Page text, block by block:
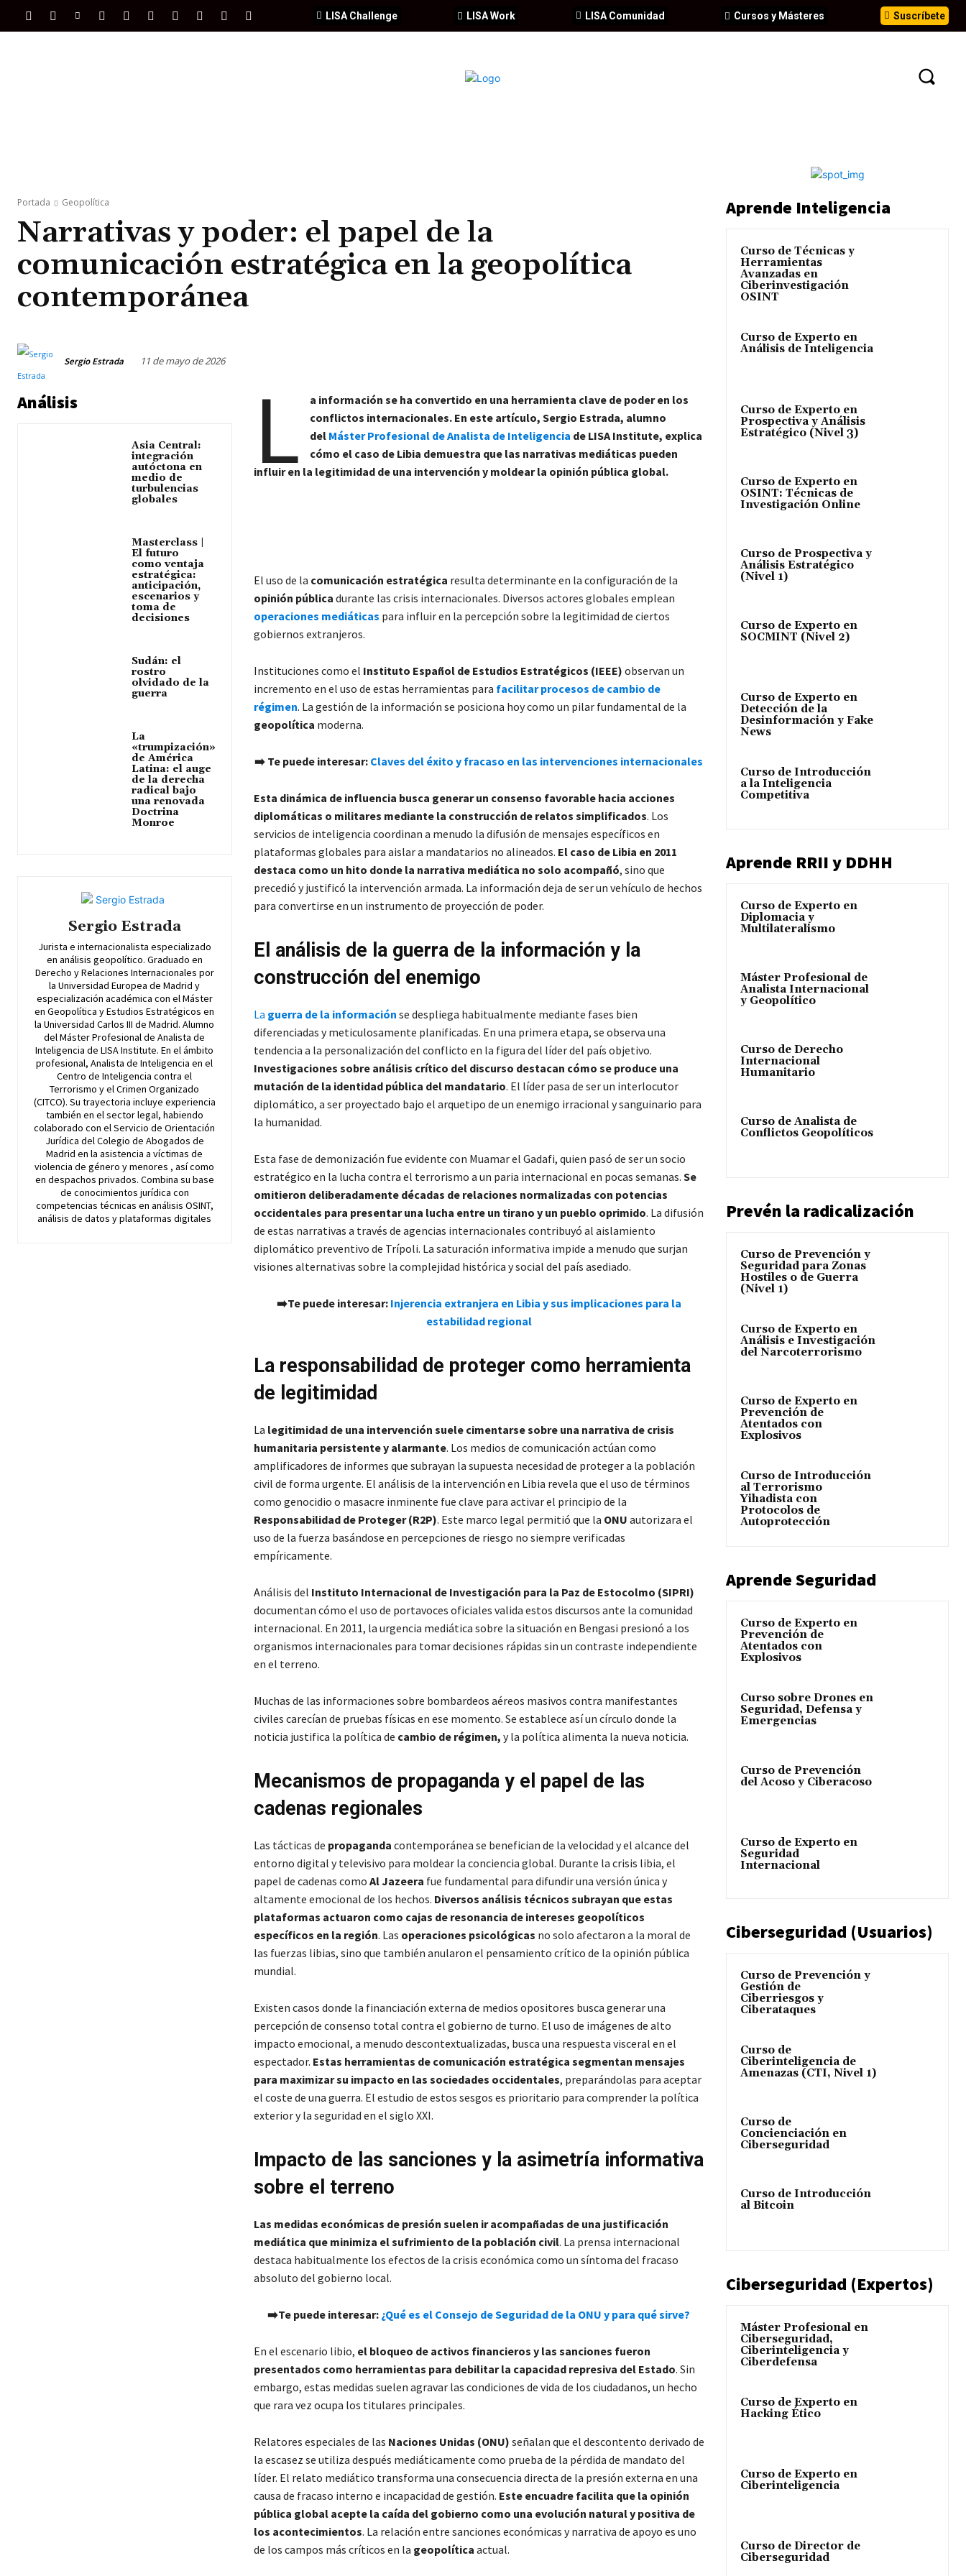
Suscríbete
Cursos y Másteres
LISA Comunidad
LISA Work
LISA Challenge
Portada Geopolítica
Narrativas y poder: el papel de la
comunicación estratégica en la geopolítica
contemporánea
Sergio Estrada 11 de mayo de 2026
Análisis
Asia Central:
integración
autóctona en
medio de
turbulencias
globales
Masterclass |
El futuro
como ventaja
estratégica:
anticipación,
escenarios y
toma de
decisiones
Sudán: el
rostro
olvidado de la
guerra
La
«trumpización»
de América
Latina: el auge
de la derecha
radical bajo
una renovada
Doctrina
Monroe
Sergio Estrada
Jurista e internacionalista especializado
en análisis geopolítico. Graduado en
Derecho y Relaciones Internacionales por
la Universidad Europea de Madrid y
especialización académica con el Máster
en Geopolítica y Estudios Estratégicos en
la Universidad Carlos III de Madrid. Alumno
del Máster Profesional de Analista de
Inteligencia de LISA Institute. En el ámbito
profesional, Analista de Inteligencia en el
Centro de Inteligencia contra el
Terrorismo y el Crimen Organizado
(CITCO). Su trayectoria incluye experiencia
también en el sector legal, habiendo
colaborado con el Servicio de Orientación
Jurídica del Colegio de Abogados de
Madrid en la asistencia a víctimas de
violencia de género y menores , así como
en despachos privados. Combina su base
de conocimientos jurídica con
competencias técnicas en análisis OSINT,
análisis de datos y plataformas digitales
L
a información se ha convertido en una herramienta clave de poder en los
conflictos internacionales. En este artículo, Sergio Estrada, alumno
del Máster Profesional de Analista de Inteligencia de LISA Institute, explica
cómo el caso de Libia demuestra que las narrativas mediáticas pueden
influir en la legitimidad de una intervención y moldear la opinión pública global.
El uso de la comunicación estratégica resulta determinante en la configuración de la
opinión pública durante las crisis internacionales. Diversos actores globales emplean
operaciones mediáticas para influir en la percepción sobre la legitimidad de ciertos
gobiernos extranjeros.
Instituciones como el Instituto Español de Estudios Estratégicos (IEEE) observan un
incremento en el uso de estas herramientas para facilitar procesos de cambio de
régimen. La gestión de la información se posiciona hoy como un pilar fundamental de la
geopolítica moderna.
➡️ Te puede interesar: Claves del éxito y fracaso en las intervenciones internacionales
Esta dinámica de influencia busca generar un consenso favorable hacia acciones
diplomáticas o militares mediante la construcción de relatos simplificados. Los
servicios de inteligencia coordinan a menudo la difusión de mensajes específicos en
plataformas globales para aislar a mandatarios no alineados. El caso de Libia en 2011
destaca como un hito donde la narrativa mediática no solo acompañó, sino que
precedió y justificó la intervención armada. La información deja de ser un vehículo de hechos
para convertirse en un instrumento de proyección de poder.
El análisis de la guerra de la información y la
construcción del enemigo
La guerra de la información se despliega habitualmente mediante fases bien
diferenciadas y meticulosamente planificadas. En una primera etapa, se observa una
tendencia a la personalización del conflicto en la figura del líder del país objetivo.
Investigaciones sobre análisis crítico del discurso destacan cómo se produce una
mutación de la identidad pública del mandatario. El líder pasa de ser un interlocutor
diplomático, a ser proyectado bajo el arquetipo de un enemigo irracional y sanguinario para
la humanidad.
Esta fase de demonización fue evidente con Muamar el Gadafi, quien pasó de ser un socio
estratégico en la lucha contra el terrorismo a un paria internacional en pocas semanas. Se
omitieron deliberadamente décadas de relaciones normalizadas con potencias
occidentales para presentar una lucha entre un tirano y un pueblo oprimido. La difusión
de estas narrativas a través de agencias internacionales contribuyó al aislamiento
diplomático preventivo de Trípoli. La saturación informativa impide a menudo que surjan
visiones alternativas sobre la complejidad histórica y social del país asediado.
➡️Te puede interesar: Injerencia extranjera en Libia y sus implicaciones para la
estabilidad regional
La responsabilidad de proteger como herramienta
de legitimidad
La legitimidad de una intervención suele cimentarse sobre una narrativa de crisis
humanitaria persistente y alarmante. Los medios de comunicación actúan como
amplificadores de informes que subrayan la supuesta necesidad de proteger a la población
civil de forma urgente. El análisis de la intervención en Libia revela que el uso de términos
como genocidio o masacre inminente fue clave para activar el principio de la
Responsabilidad de Proteger (R2P). Este marco legal permitió que la ONU autorizara el
uso de la fuerza basándose en percepciones de riesgo no siempre verificadas
empíricamente.
Análisis del Instituto Internacional de Investigación para la Paz de Estocolmo (SIPRI)
documentan cómo el uso de portavoces oficiales valida estos discursos ante la comunidad
internacional. En 2011, la urgencia mediática sobre la situación en Bengasi presionó a los
organismos internacionales para tomar decisiones rápidas sin un contraste independiente
en el terreno.
Muchas de las informaciones sobre bombardeos aéreos masivos contra manifestantes
civiles carecían de pruebas físicas en ese momento. Se establece así un círculo donde la
noticia justifica la política de cambio de régimen, y la política alimenta la nueva noticia.
Mecanismos de propaganda y el papel de las
cadenas regionales
Las tácticas de propaganda contemporánea se benefician de la velocidad y el alcance del
entorno digital y televisivo para moldear la conciencia global. Durante la crisis libia, el
papel de cadenas como Al Jazeera fue fundamental para difundir una versión única y
altamente emocional de los hechos. Diversos análisis técnicos subrayan que estas
plataformas actuaron como cajas de resonancia de intereses geopolíticos
específicos en la región. Las operaciones psicológicas no solo afectaron a la moral de
las fuerzas libias, sino que también anularon el pensamiento crítico de la opinión pública
mundial.
Existen casos donde la financiación externa de medios opositores busca generar una
percepción de consenso total contra el gobierno de turno. El uso de imágenes de alto
impacto emocional, a menudo descontextualizadas, busca una respuesta visceral en el
espectador. Estas herramientas de comunicación estratégica segmentan mensajes
para maximizar su impacto en las sociedades occidentales, preparándolas para aceptar
el coste de una guerra. El estudio de estos sesgos es prioritario para comprender la política
exterior y la seguridad en el siglo XXI.
Impacto de las sanciones y la asimetría informativa
sobre el terreno
Las medidas económicas de presión suelen ir acompañadas de una justificación
mediática que minimiza el sufrimiento de la población civil. La prensa internacional
destaca habitualmente los efectos de la crisis económica como un síntoma del fracaso
absoluto del gobierno local.
➡️Te puede interesar: ¿Qué es el Consejo de Seguridad de la ONU y para qué sirve?
En el escenario libio, el bloqueo de activos financieros y las sanciones fueron
presentados como herramientas para debilitar la capacidad represiva del Estado. Sin
embargo, estas medidas suelen agravar las condiciones de vida de los ciudadanos, un hecho
que rara vez ocupa los titulares principales.
Relatores especiales de las Naciones Unidas (ONU) señalan que el descontento derivado de
la escasez se utiliza después mediáticamente como prueba de la pérdida de mandato del
líder. El relato mediático transforma una consecuencia directa de la presión externa en una
causa de fracaso interno e incapacidad de gestión. Este encuadre facilita que la opinión
pública global acepte la caída del gobierno como una evolución natural y positiva de
los acontecimientos. La relación entre sanciones económicas y narrativa de apoyo es uno
de los campos más críticos en la geopolítica actual.
Aprende Inteligencia
Curso de Técnicas y
Herramientas
Avanzadas en
Ciberinvestigación
OSINT
Curso de Experto en
Análisis de Inteligencia
Curso de Experto en
Prospectiva y Análisis
Estratégico (Nivel 3)
Curso de Experto en
OSINT: Técnicas de
Investigación Online
Curso de Prospectiva y
Análisis Estratégico
(Nivel 1)
Curso de Experto en
SOCMINT (Nivel 2)
Curso de Experto en
Detección de la
Desinformación y Fake
News
Curso de Introducción
a la Inteligencia
Competitiva
Aprende RRII y DDHH
Curso de Experto en
Diplomacia y
Multilateralismo
Máster Profesional de
Analista Internacional
y Geopolítico
Curso de Derecho
Internacional
Humanitario
Curso de Analista de
Conflictos Geopolíticos
Prevén la radicalización
Curso de Prevención y
Seguridad para Zonas
Hostiles o de Guerra
(Nivel 1)
Curso de Experto en
Análisis e Investigación
del Narcoterrorismo
Curso de Experto en
Prevención de
Atentados con
Explosivos
Curso de Introducción
al Terrorismo
Yihadista con
Protocolos de
Autoprotección
Aprende Seguridad
Curso de Experto en
Prevención de
Atentados con
Explosivos
Curso sobre Drones en
Seguridad, Defensa y
Emergencias
Curso de Prevención
del Acoso y Ciberacoso
Curso de Experto en
Seguridad
Internacional
Ciberseguridad (Usuarios)
Curso de Prevención y
Gestión de
Ciberriesgos y
Ciberataques
Curso de
Ciberinteligencia de
Amenazas (CTI, Nivel 1)
Curso de
Concienciación en
Ciberseguridad
Curso de Introducción
al Bitcoin
Ciberseguridad (Expertos)
Máster Profesional en
Ciberseguridad,
Ciberinteligencia y
Ciberdefensa
Curso de Experto en
Hacking Ético
Curso de Experto en
Ciberinteligencia
Curso de Director de
Ciberseguridad